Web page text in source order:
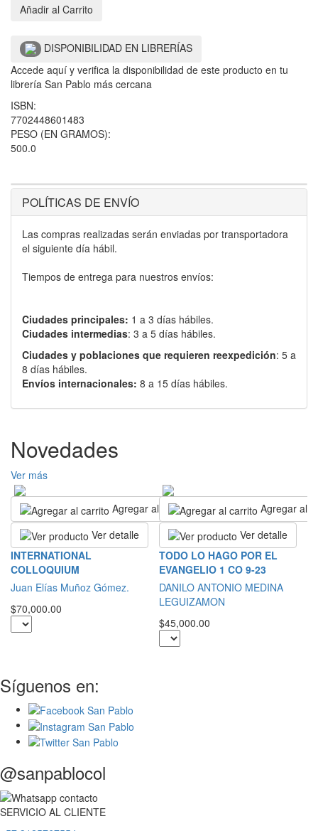
Añadir al Carrito
DISPONIBILIDAD EN LIBRERÍAS
Accede aquí y verifica la disponibilidad de este producto en tu
librería San Pablo más cercana
ISBN:
7702448601483
PESO (EN GRAMOS):
500.0
POLÍTICAS DE ENVÍO
Las compras realizadas serán enviadas por transportadora
el siguiente día hábil.
Tiempos de entrega para nuestros envíos:
Ciudades principales: 1 a 3 días hábiles.
Ciudades intermedias: 3 a 5 días hábiles.
Ciudades y poblaciones que requieren reexpedición: 5 a
8 días hábiles.
Envíos internacionales: 8 a 15 días hábiles.
Novedades
Ver más
Agregar al carrito
Ver detalle
INTERNATIONAL
COLLOQUIUM
Juan Elías Muñoz Gómez.
$70,000.00
Agregar al
Ver detalle
TODO LO HAGO POR EL
EVANGELIO 1 CO 9-23
DANILO ANTONIO MEDINA
LEGUIZAMON
$45,000.00
Síguenos en:
@sanpablocol
SERVICIO AL CLIENTE